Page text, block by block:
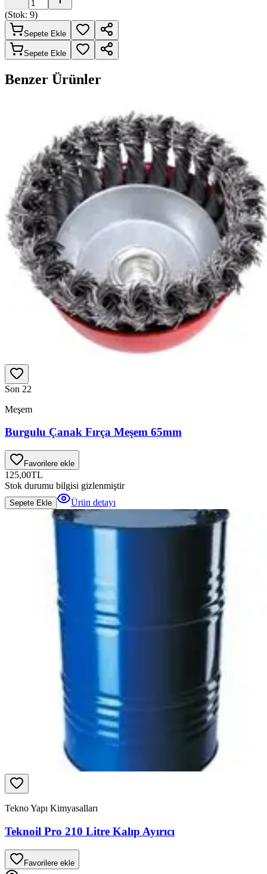
(Stok: 9)
Sepete Ekle
Sepete Ekle
Benzer Ürünler
Son 22
Meşem
Burgulu Çanak Fırça Meşem 65mm
Favorilere ekle
125,00TL
Stok durumu bilgisi gizlenmiştir
Sepete Ekle Ürün detayı
Tekno Yapı Kimyasalları
Teknoil Pro 210 Litre Kalıp Ayırıcı
Favorilere ekle